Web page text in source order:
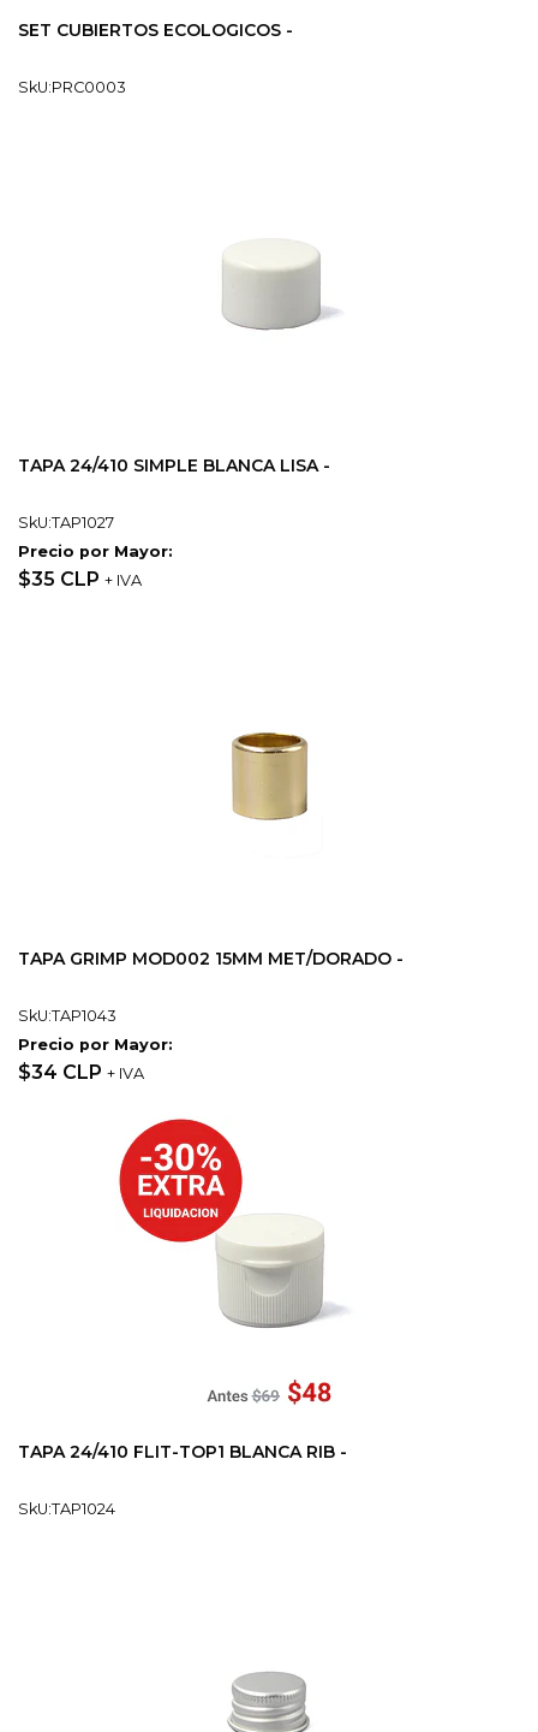
SET CUBIERTOS ECOLOGICOS -
SkU:PRC0003
TAPA 24/410 SIMPLE BLANCA LISA -
SkU:TAP1027
Precio por Mayor:
$35 CLP + IVA
TAPA GRIMP MOD002 15MM MET/DORADO -
SkU:TAP1043
Precio por Mayor:
$34 CLP + IVA
TAPA 24/410 FLIT-TOP1 BLANCA RIB -
SkU:TAP1024